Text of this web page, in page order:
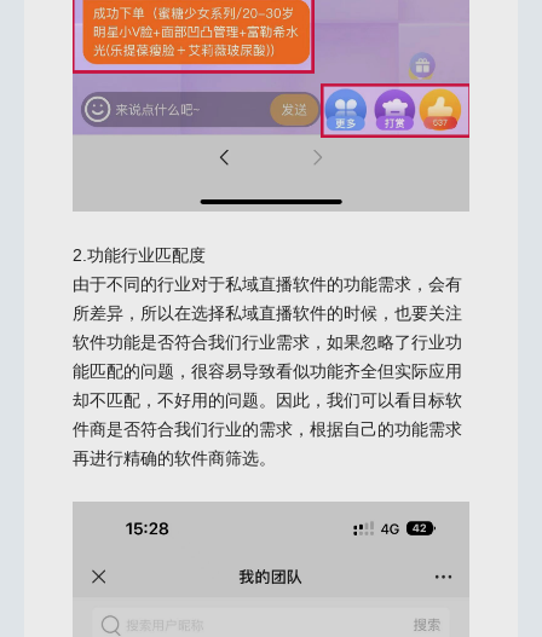
2.功能行业匹配度
由于不同的行业对于私域直播软件的功能需求，会有
所差异，所以在选择私域直播软件的时候，也要关注
软件功能是否符合我们行业需求，如果忽略了行业功
能匹配的问题，很容易导致看似功能齐全但实际应用
却不匹配，不好用的问题。因此，我们可以看目标软
件商是否符合我们行业的需求，根据自己的功能需求
再进行精确的软件商筛选。